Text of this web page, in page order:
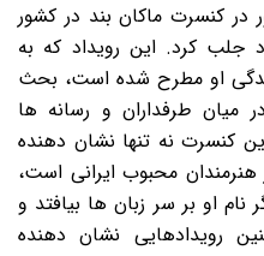
در کنسرت ماکان بند در کشور
جلب کرد. این رویداد که به
او مطرح شده است، بحث
طرفداران و رسانه ها
کنسرت نه تنها نشان دهنده
محبوب ایرانی است،
نام او بر سر زبان ها بیافتد و
رویدادهایی نشان دهنده